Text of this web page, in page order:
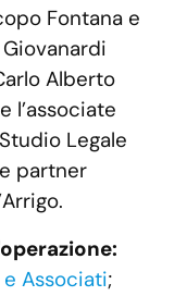
Fontana e
Alberto
l’associate
Legale
partner
Associati;